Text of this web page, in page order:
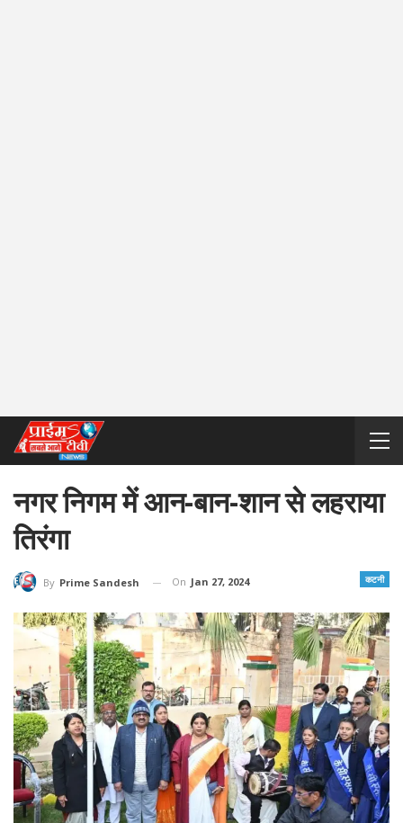
नगर निगम में आन-बान-शान से लहराया
तिरंगा
कटनी
By Prime Sandesh On Jan 27, 2024